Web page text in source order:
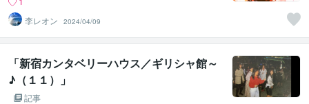
李レオン
2024/04/09
「新宿カンタベリーハウス／ギリシャ館～
♪（１１）」
記事